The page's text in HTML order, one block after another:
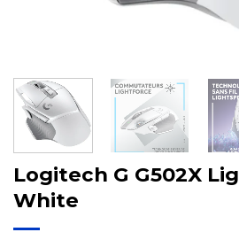
Logitech G G502X
White